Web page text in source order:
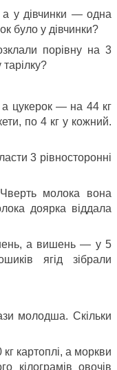
у дівчинки — одна
було у дівчинки?
порівну на 3
а цукерок — на 44 кг
по 4 кг у кожний.
3 рівносторонні
молока вона
доярка віддала
а вишень — у 5
ягід зібрали
молодша. Скільки
картоплі, а моркви
кілограмів овочів